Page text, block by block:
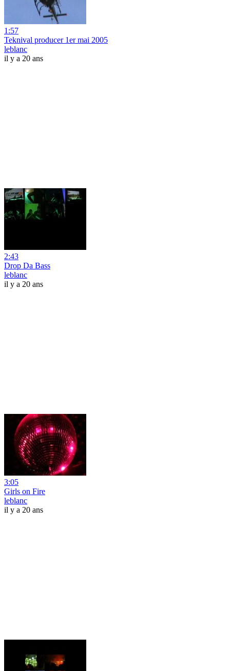
1:57
Teknival producer 1er mai 2005
leblanc
il y a 20 ans
2:43
Drop Da Bass
leblanc
il y a 20 ans
3:05
Girls on Fire
leblanc
il y a 20 ans